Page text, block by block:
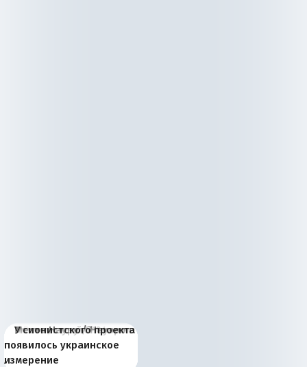
Киевская марионетка
Запада рассказала о
«переобувании» хозяев
В России назрели
перемены: 15 шагов к
суверенной экономике
Миграционный пожар
Европы
Россия начинает
сбрасывать балласт
Анкориджа
Россия зимой 1904
года: первые уступки во
внутренней политике
Русская нация вчера и
сегодня
Почему правый крах в
Варшаве не поможет её
отношениям с Россией?
Место Науру / Науэро в
современной истории
Южной Осетии
У сионистского проекта
появилось украинское
измерение